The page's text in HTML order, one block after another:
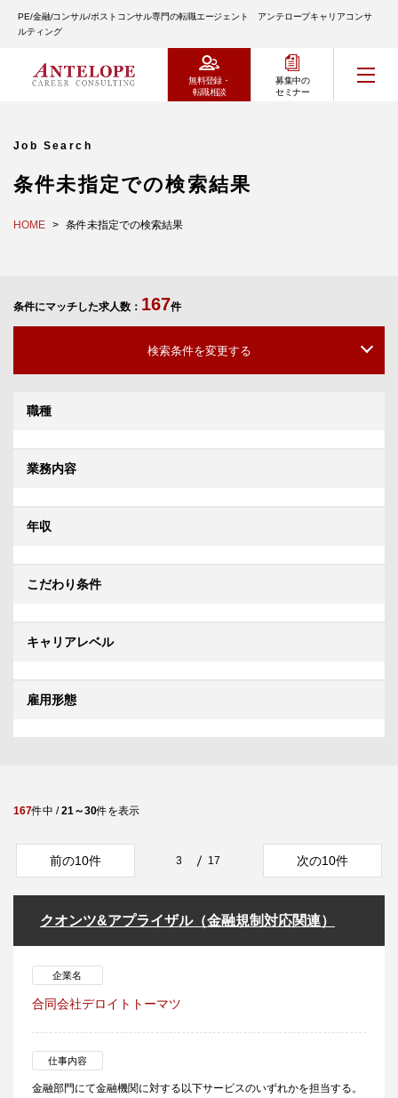
PE/金融/コンサル/ポストコンサル専門の転職エージェント アンテロープキャリアコンサ
ルティング
無料登録・
転職相談
募集中の
セミナー
Job Search
条件未指定での検索結果
HOME 条件未指定での検索結果
条件にマッチした求人数： 167件
検索条件を変更する
職種
業務内容
年収
こだわり条件
キャリアレベル
雇用形態
167件中 /21～30件を表示
前の10件 3 17 次の10件
クオンツ&アプライザル（金融規制対応関連）
企業名
合同会社デロイトトーマツ
仕事内容
金融部門にて金融機関に対する以下サービスのいずれかを担当する。